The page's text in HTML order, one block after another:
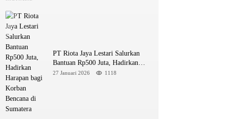
PT Riota Jaya Lestari Salurkan
Bantuan Rp500 Juta, Hadirkan
Harapan bagi Korban Bencana di
27 Januari 2026 1118